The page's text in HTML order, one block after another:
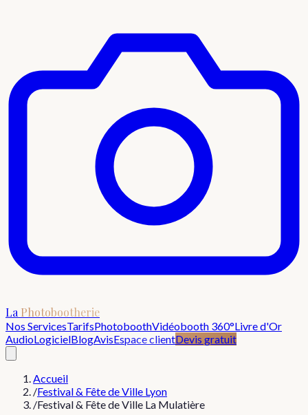
La Photobootherie
Nos ServicesTarifsPhotoboothVidéobooth 360°Livre d'Or
AudioLogicielBlogAvisEspace clientDevis gratuit
Accueil
/Festival & Fête de Ville Lyon
/Festival & Fête de Ville La Mulatière